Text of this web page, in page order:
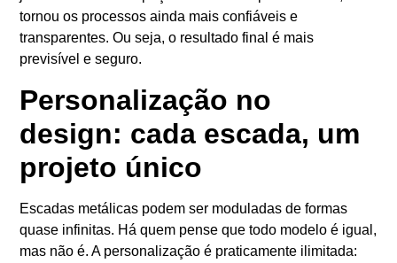
tornou os processos ainda mais confiáveis e
transparentes. Ou seja, o resultado final é mais
previsível e seguro.
Personalização no
design: cada escada, um
projeto único
Escadas metálicas podem ser moduladas de formas
quase infinitas. Há quem pense que todo modelo é igual,
mas não é. A personalização é praticamente ilimitada: